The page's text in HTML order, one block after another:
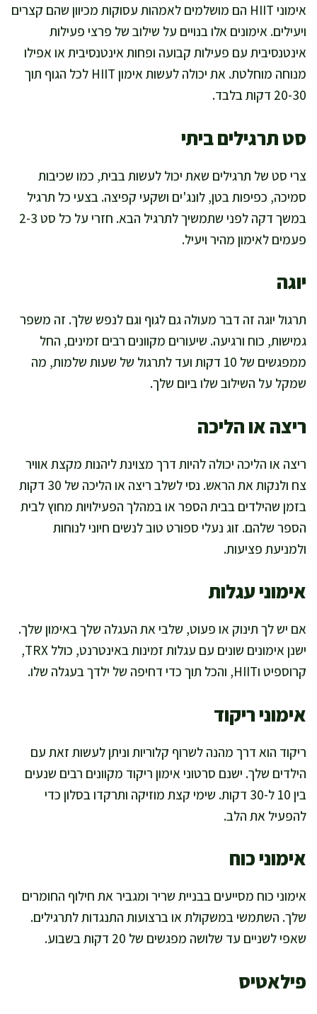
אימוני HIIT הם מושלמים לאמהות עסוקות מכיוון שהם קצרים
ויעילים. אימונים אלו בנויים על שילוב של פרצי פעילות
אינטנסיבית עם פעילות קבועה ופחות אינטנסיבית או אפילו
מנוחה מוחלטת. את יכולה לעשות אימון HIIT לכל הגוף תוך
20-30 דקות בלבד.
סט תרגילים ביתי
צרי סט של תרגילים שאת יכול לעשות בבית, כמו שכיבות
סמיכה, כפיפות בטן, לונג'ים ושקעי קפיצה. בצעי כל תרגיל
במשך דקה לפני שתמשיך לתרגיל הבא. חזרי על כל סט 2-3
פעמים לאימון מהיר ויעיל.
יוגה
תרגול יוגה זה דבר מעולה גם לגוף וגם לנפש שלך. זה משפר
גמישות, כוח ורגיעה. שיעורים מקוונים רבים זמינים, החל
ממפגשים של 10 דקות ועד לתרגול של שעות שלמות, מה
שמקל על השילוב שלו ביום שלך.
ריצה או הליכה
ריצה או הליכה יכולה להיות דרך מצוינת ליהנות מקצת אוויר
צח ולנקות את הראש. נסי לשלב ריצה או הליכה של 30 דקות
בזמן שהילדים בבית הספר או במהלך הפעילויות מחוץ לבית
הספר שלהם. זוג נעלי ספורט טוב לנשים חיוני לנוחות
ולמניעת פציעות.
אימוני עגלות
אם יש לך תינוק או פעוט, שלבי את העגלה שלך באימון שלך.
ישנן אימונים שונים עם עגלות זמינות באינטרנט, כולל TRX,
קרוספיט וHIIT, והכל תוך כדי דחיפה של ילדך בעגלה שלו.
אימוני ריקוד
ריקוד הוא דרך מהנה לשרוף קלוריות וניתן לעשות זאת עם
הילדים שלך. ישנם סרטוני אימון ריקוד מקוונים רבים שנעים
בין 10 ל-30 דקות. שימי קצת מוזיקה ותרקדו בסלון כדי
להפעיל את הלב.
אימוני כוח
אימוני כוח מסייעים בבניית שריר ומגביר את חילוף החומרים
שלך. השתמשי במשקולת או ברצועות התנגדות לתרגילים.
שאפי לשניים עד שלושה מפגשים של 20 דקות בשבוע.
פילאטיס